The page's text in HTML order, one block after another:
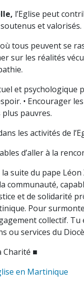
l’Eglise peut
et valorisés.
tous peuvent se
sur les réalités
et psychologique
• Encourager
pauvres.
les activités de
d’aller à la
suite du pape
communauté,
et de solidarité
Pour
collectif.
ou services du
Charité ■
en Martinique